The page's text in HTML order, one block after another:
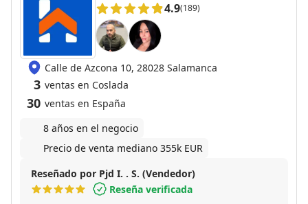
4.9(189)
Calle de Azcona 10, 28028 Salamanca
3 ventas en Coslada
30 ventas en España
8 años en el negocio
Precio de venta mediano 355k EUR
Reseñado por Pjd I. . S. (Vendedor)
Reseña verificada